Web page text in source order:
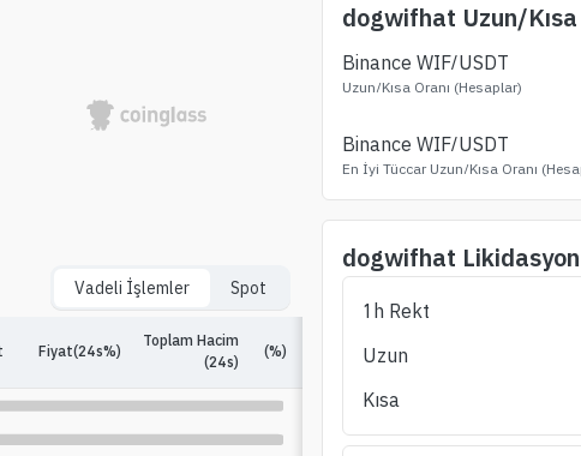
Vadeli İşlemler Spot
Fiyat(24s%)
Toplam Hacim
(24s)
(%) Açık Faiz
dogwifhat Uzun/Kısa
Binance WIF/USDT
Uzun/Kısa Oranı (Hesaplar)
Binance WIF/USDT
En İyi Tüccar Uzun/Kısa Oranı
dogwifhat Likidasyon
1h Rekt
Uzun
Kısa